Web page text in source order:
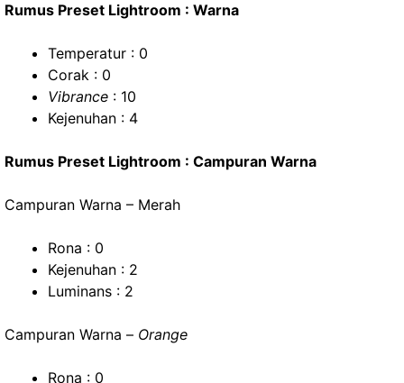
Rumus Preset Lightroom : Warna
Temperatur : 0
Corak : 0
Vibrance : 10
Kejenuhan : 4
Rumus Preset Lightroom : Campuran Warna
Campuran Warna – Merah
Rona : 0
Kejenuhan : 2
Luminans : 2
Campuran Warna – Orange
Rona : 0